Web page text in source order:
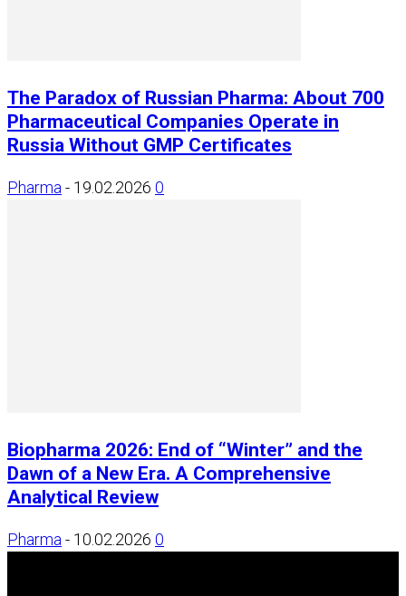
The Paradox of Russian Pharma: About 700
Pharmaceutical Companies Operate in
Russia Without GMP Certificates
Pharma - 19.02.2026 0
Biopharma 2026: End of “Winter” and the
Dawn of a New Era. A Comprehensive
Analytical Review
Pharma - 10.02.2026 0